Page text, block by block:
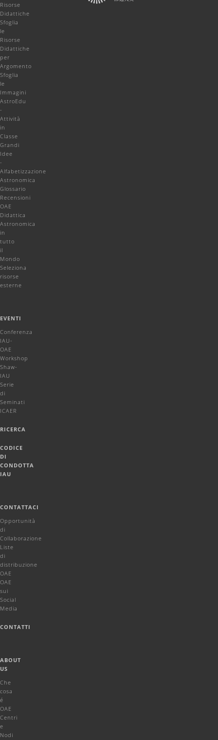
Risorse
Didattiche
Sfoglia
le
Risorse
Didattiche
per
Argomento
Sfoglia
le
Immagini
AstroEdu
-
Attività
in
Classe
Grandi
Idee
-
Alfabetizzazione
Astronomica
Glossario
Recensioni
OAE
Didattica
Astronomica
in
tutto
il
Mondo
Seleziona
risorse
esterne
EVENTI
Conferenza
IAU-
OAE
Workshop
Shaw-
IAU
Serie
di
Seminati
ICAER
RICERCA
CODICE
DI
CONDOTTA
IAU
CONTATTACI
Opportunità
di
Collaborazione
Liste
di
distribuzione
OAE
OAE
sui
Social
Media
CONTATTI
ABOUT
US
Che
cosa
é
OAE
Centri
e
Nodi